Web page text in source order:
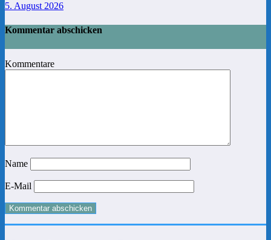
5. August 2026
Kommentar abschicken
Kommentare
Name
E-Mail